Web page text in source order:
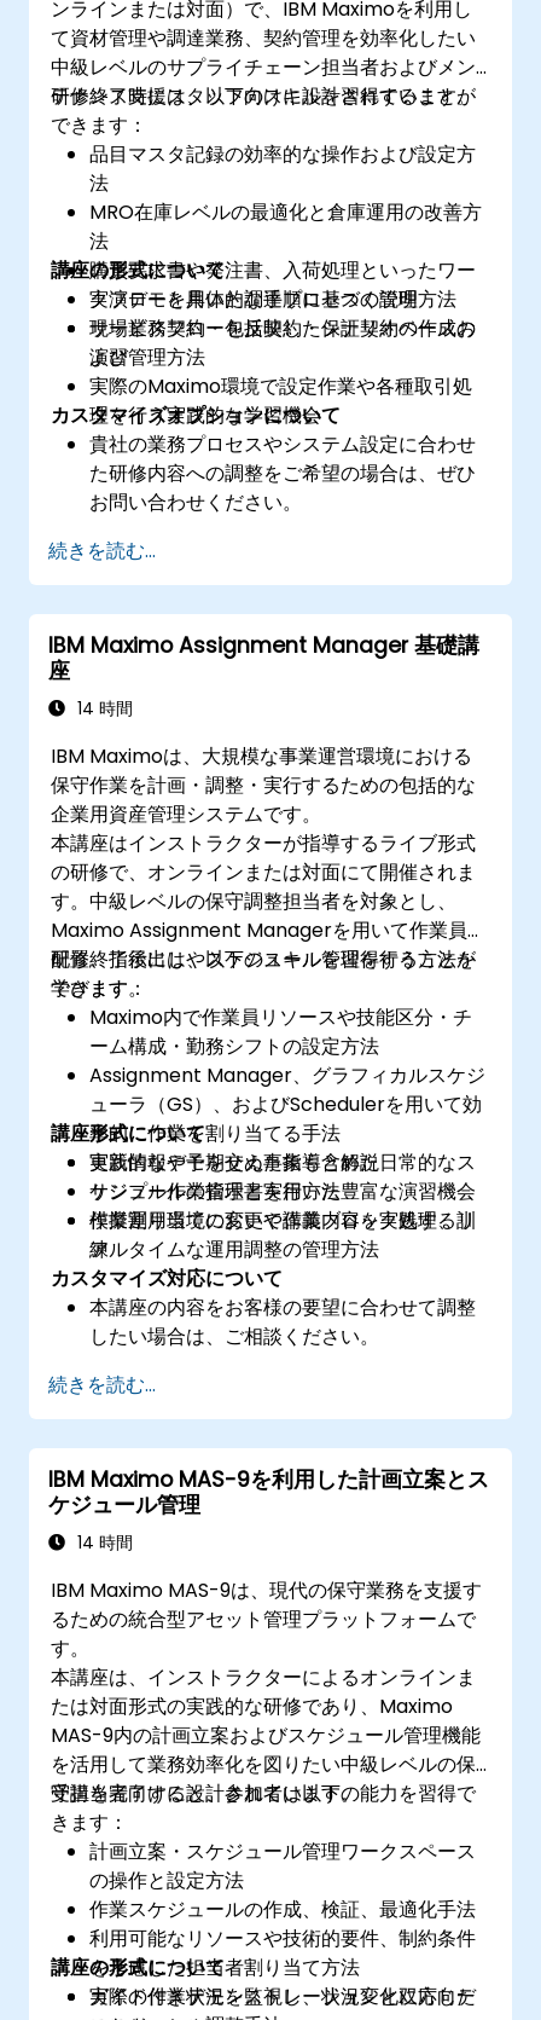
ンラインまたは対面）で、IBM Maximoを利用し
て資材管理や調達業務、契約管理を効率化したい
中級レベルのサプライチェーン担当者およびメン
テナンス支援スタッフ向けに設計されています。
研修終了時には、以下のスキルを習得することが
できます：
品目マスタ記録の効率的な操作および設定方
法
MRO在庫レベルの最適化と倉庫運用の改善方
法
購買要求書や発注書、入荷処理といったワー
クフローを用いた調達プロセスの管理方法
サービス契約・包括契約・保証契約の作成お
よび管理方法
講座の形式について
実演デモと具体的な手順に基づく説明
現場業務フローを反映したシナリオベースの
演習
実際のMaximo環境で設定作業や各種取引処
理を行う実践的な学習機会
カスタマイズオプションについて
貴社の業務プロセスやシステム設定に合わせ
た研修内容への調整をご希望の場合は、ぜひ
お問い合わせください。
続きを読む...
IBM Maximo Assignment Manager 基礎講
座
14 時間
IBM Maximoは、大規模な事業運営環境における
保守作業を計画・調整・実行するための包括的な
企業用資産管理システムです。
本講座はインストラクターが指導するライブ形式
の研修で、オンラインまたは対面にて開催されま
す。中級レベルの保守調整担当者を対象とし、
Maximo Assignment Managerを用いて作業員の
配置、指示出しやスケジュール管理を行う方法を
学びます。
研修終了後には、以下のスキルを習得することが
できます：
Maximo内で作業員リソースや技能区分・チ
ーム構成・勤務シフトの設定方法
Assignment Manager、グラフィカルスケジ
ューラ（GS）、およびSchedulerを用いて効
率的に作業を割り当てる手法
更新情報や予期せぬ事象も含めた日常的なス
ケジュールの管理と実行方法
作業割り当ての変更や作業ブロック処理、リ
アルタイムな運用調整の管理方法
講座形式について
実践的なデモを交えた指導と解説
サンプル作業指示書を用いた豊富な演習機会
模擬運用環境において講義内容を実践する訓
練
カスタマイズ対応について
本講座の内容をお客様の要望に合わせて調整
したい場合は、ご相談ください。
続きを読む...
IBM Maximo MAS-9を利用した計画立案とス
ケジュール管理
14 時間
IBM Maximo MAS-9は、現代の保守業務を支援す
るための統合型アセット管理プラットフォームで
す。
本講座は、インストラクターによるオンラインま
たは対面形式の実践的な研修であり、Maximo
MAS-9内の計画立案およびスケジュール管理機能
を活用して業務効率化を図りたい中級レベルの保
守担当者向けに設計されています。
受講を完了すると、参加者は以下の能力を習得で
きます：
計画立案・スケジュール管理ワークスペース
の操作と設定方法
作業スケジュールの作成、検証、最適化手法
利用可能なリソースや技術的要件、制約条件
を考慮した担当者割り当て方法
実際の作業状況を監視し、状況変化に応じた
講座の形式について
ガイド付きデモンストレーションと双方向デ